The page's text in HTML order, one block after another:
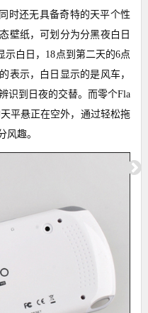
时还无具备奇特的天平个性
壁纸，可划分为分黑夜白日
示白日，18点到第二天的6点
表示，白日显示的是风车，
识到日夜的交替。而零个Fla
平悬正在空外，通过轻松拖
风趣。